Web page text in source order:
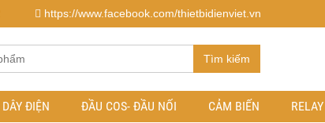
https://www.facebook.com/thietbidienviet.vn
Tìm kiếm
DÂY ĐIỆN ĐẦU COS- ĐẦU NỐI CẢM BIẾN RELAY